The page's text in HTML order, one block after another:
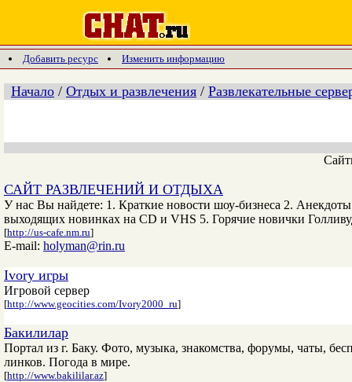
Добавить ресурс Изменить информацию
Начало / Отдых и развлечения / Развлекательные
САЙТ РАЗВЛЕЧЕНИЙ И ОТДЫХА
У нас Вы найдете: 1. Краткие новости шоу-бизнеса 2.
выходящих новинках на CD и VHS 5. Горячие новички
[http://us-cafe.nm.ru]
E-mail: holyman@rin.ru
Ivory игры
Игровой сервер
[http://www.geocities.com/Ivory2000_ru]
Бакилилар
Портал из г. Баку. Фото, музыка, знакомства, форумы, чаты,
линков. Погода в мире.
[http://www.bakililar.az]